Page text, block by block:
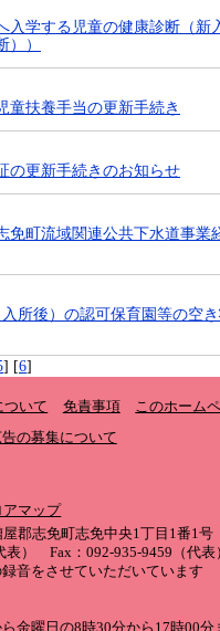
入学する児童の健康診断（新
））
童扶養手当の更新手続き
の更新手続きのお知らせ
免町流域関連公共下水道事業
所後）の認可保育園等の空
] [6]
ついて 免責事項
このホーム
告の募集について
マップ
郡志免町志免中央1丁目1番1号
表） Fax：092-935-9459（代表
音をさせていただいています
金曜日の8時30分から17時00分